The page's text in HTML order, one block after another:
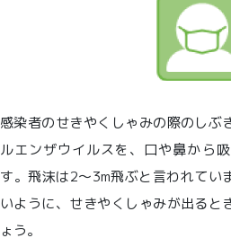
感染者のせきやくしゃみの際のしぶ
ルエンザウイルスを、口や鼻から
す。飛沫は2～3m飛ぶと言われてい
いように、せきやくしゃみが出ると
ょう。